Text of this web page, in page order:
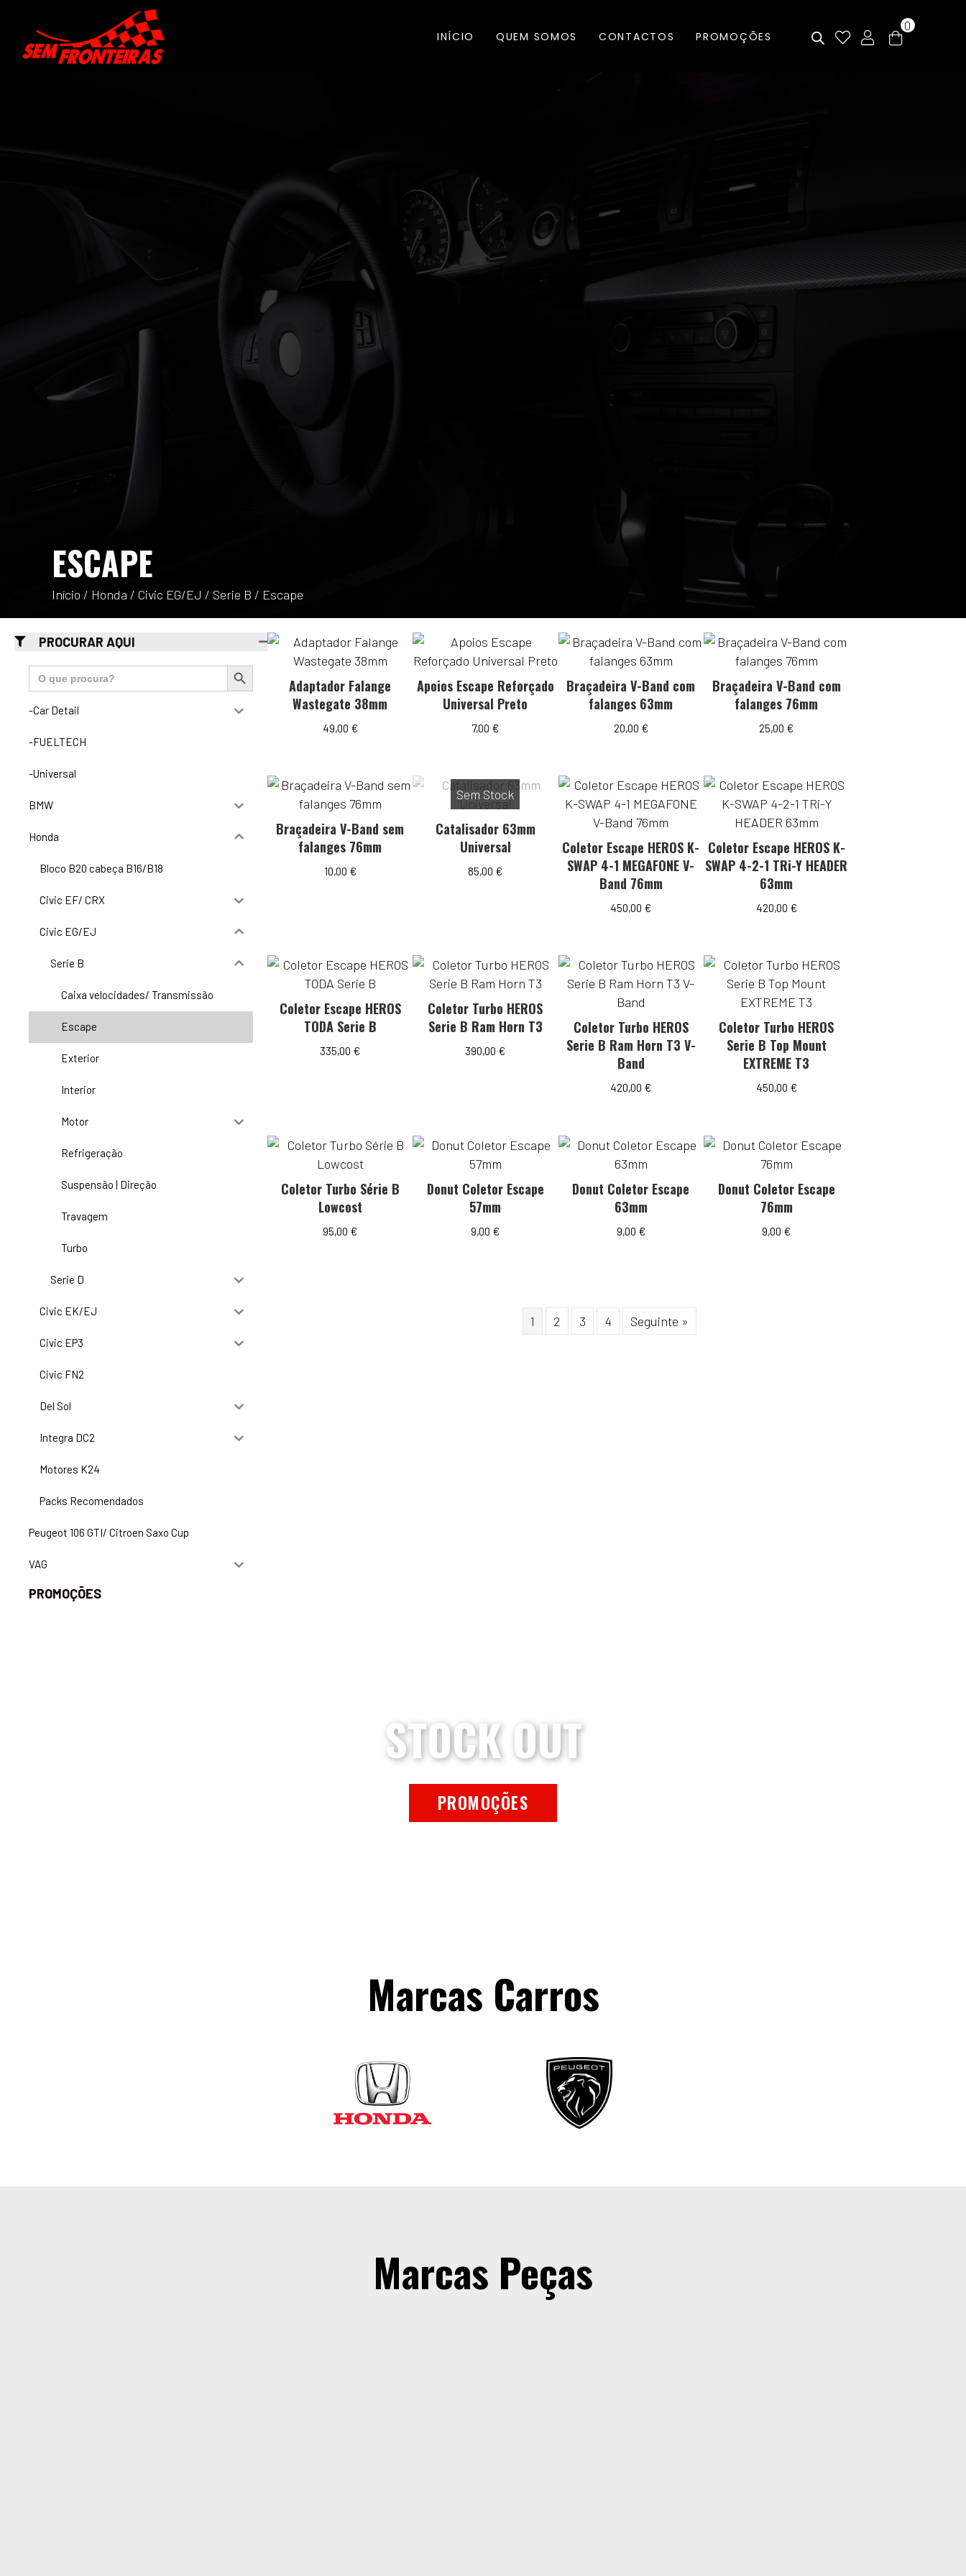
INÍCIO QUEM SOMOS CONTACTOS PROMOÇÕES
0
ESCAPE
Início / Honda / Civic EG/EJ / Serie B / Escape
PROCURAR AQUI
Search
for:
Search Button
-Car Detail
-FUELTECH
-Universal
BMW
Honda
Bloco B20 cabeça B16/B18
Civic EF/ CRX
Civic EG/EJ
Serie B
Caixa velocidades/ Transmissão
Escape
Exterior
Interior
Motor
Refrigeração
Suspensão | Direção
Travagem
Turbo
Serie D
Civic EK/EJ
Civic EP3
Civic FN2
Del Sol
Integra DC2
Motores K24
Packs Recomendados
Peugeot 106 GTI/ Citroen Saxo Cup
VAG
PROMOÇÕES
Adaptador Falange
Wastegate 38mm
49,00 €
Apoios Escape Reforçado
Universal Preto
7,00 €
Braçadeira V-Band com
falanges 63mm
20,00 €
Braçadeira V-Band com
falanges 76mm
25,00 €
Braçadeira V-Band sem
falanges 76mm
10,00 €
Sem Stock
Catalisador 63mm
Universal
85,00 €
Coletor Escape HEROS K-
SWAP 4-1 MEGAFONE V-
Band 76mm
450,00 €
Coletor Escape HEROS K-
SWAP 4-2-1 TRi-Y HEADER
63mm
420,00 €
Coletor Escape HEROS
TODA Serie B
335,00 €
Coletor Turbo HEROS
Serie B Ram Horn T3
390,00 €
Coletor Turbo HEROS
Serie B Ram Horn T3 V-
Band
420,00 €
Coletor Turbo HEROS
Serie B Top Mount
EXTREME T3
450,00 €
Coletor Turbo Série B
Lowcost
95,00 €
Donut Coletor Escape
57mm
9,00 €
Donut Coletor Escape
63mm
9,00 €
Donut Coletor Escape
76mm
9,00 €
1 2 3 4 Seguinte »
STOCK OUT
PROMOÇÕES
Marcas Carros
Marcas Peças